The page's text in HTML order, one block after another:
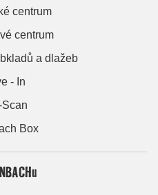
centrum
centrum
a dlažeb
- In
Scan
Box